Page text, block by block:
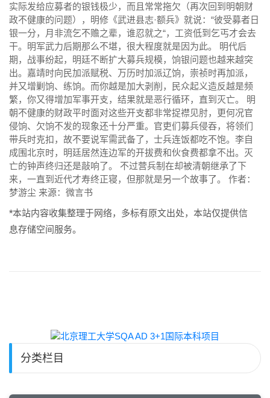
实际发给应募者的银钱极少，而且常常拖欠（再次回到明朝财
政不健康的问题），明修《武进县志·额兵》就说：“彼受募者日
银一分，月非流乞不赡之辈，谁忍就之“，工资低到乞丐才会去
干。明军武力后期那么不堪，很大程度就是因为此。 明代后
期，战事纷起，明廷不断扩大募兵规模，饷银问题也越来越突
出。嘉靖时向民加派赋税、万历时加派辽饷，崇祯时再加派，
并又增剿饷、练饷。而你越是加大剥削，民众起义造反越是频
繁，你又得增加军事开支，结果就是恶行循环，直到灭亡。 明
朝不健康的财政平时面对这些开支都非常捉襟见肘，更何况官
侵饷、欠饷不发的现象还十分严重。官吏们募兵侵吞，将领们
带兵时克扣，故不要说军需武备了，士兵连饭都吃不饱。李自
成围北京时，明廷居然连边军的开拔费和伙食费都拿不出。灭
亡的钟声终归还是敲响了。 不过营兵制在却被清朝继承了下
来，一直到近代才寿终正寝，但那就是另一个故事了。 作者：
梦游尘 来源：微言书
*本站内容收集整理于网络，多标有原文出处，本站仅提供信
息存储空间服务。
分类栏目